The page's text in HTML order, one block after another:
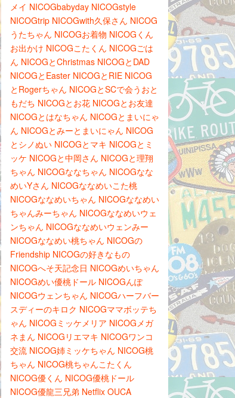
メイ NICOGbabyday NICOGstyle
NICOGtrip NICOGwith久保さん NICOG
うたちゃん NICOGお着物 NICOGくん
お出かけ NICOGこたくん NICOGごは
ん NICOGとChristmas NICOGとDAD
NICOGとEaster NICOGとRIE NICOG
とRogerちゃん NICOGとSCで会うおと
もだち NICOGとお花 NICOGとお友達
NICOGとはなちゃん NICOGとまいにゃ
ん NICOGとみーとまいにゃん NICOG
とシノぬい NICOGとマキ NICOGとミ
ッケ NICOGと中岡さん NICOGと理翔
ちゃん NICOGななちゃん NICOGなな
めいYさん NICOGななめいこた桃
NICOGななめいちゃん NICOGななめい
ちゃんみーちゃん NICOGななめいウェ
ンちゃん NICOGななめいウェンみー
NICOGななめい桃ちゃん NICOGの
Friendship NICOGの好きなもの
NICOGへそ天記念日 NICOGめいちゃん
NICOGめい優桃ドール NICOGんぽ
NICOGウェンちゃん NICOGハーフバー
スディーのキロク NICOGママボッテち
ゃん NICOGミッケメリア NICOGメガ
ネまん NICOGリエマキ NICOGワンコ
交流 NICOG姉ミッケちゃん NICOG桃
ちゃん NICOG桃ちゃんこたくん
NICOG優くん NICOG優桃ドール
NICOG優龍三兄弟 Netflix OUCA